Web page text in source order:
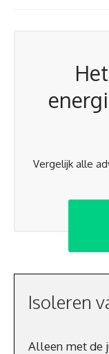
Vergelijk alle
Isoleren
Alleen met de